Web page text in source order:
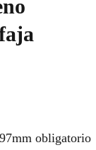
obligatorio